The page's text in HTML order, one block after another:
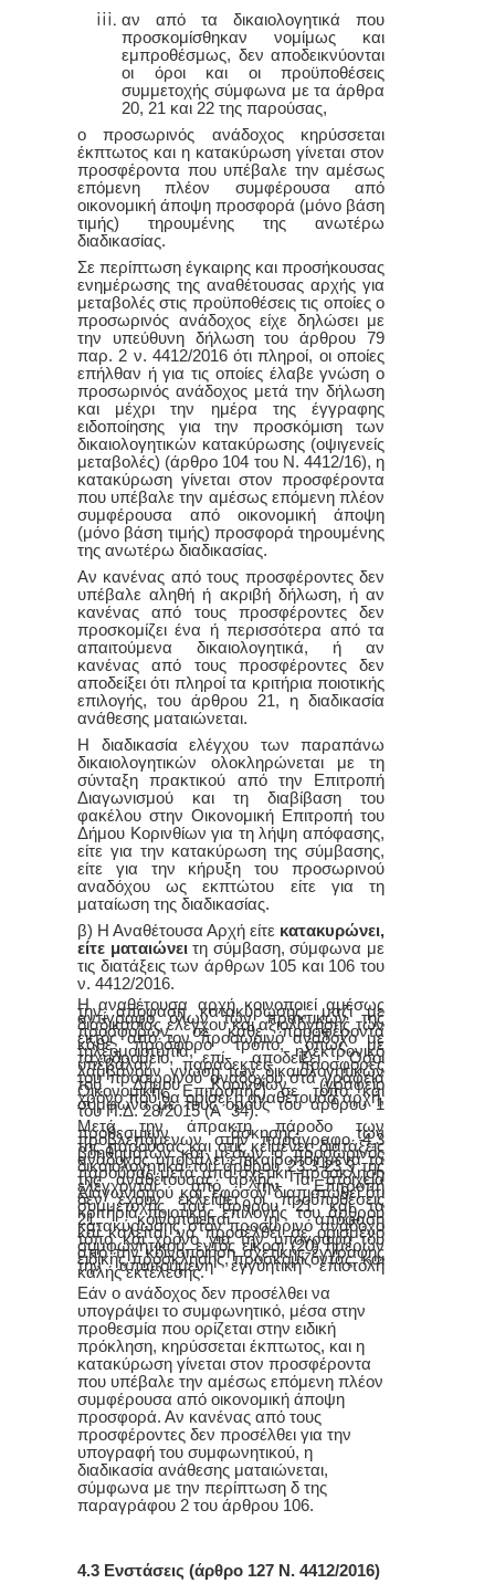
αν από τα δικαιολογητικά που
προσκομίσθηκαν νομίμως και
εμπροθέσμως, δεν αποδεικνύονται
οι όροι και οι προϋποθέσεις
συμμετοχής σύμφωνα με τα άρθρα
20, 21 και 22 της παρούσας,
ο προσωρινός ανάδοχος κηρύσσεται
έκπτωτος και η κατακύρωση γίνεται στον
προσφέροντα που υπέβαλε την αμέσως
επόμενη πλέον συμφέρουσα από
οικονομική άποψη προσφορά (μόνο βάση
τιμής) τηρουμένης της ανωτέρω
διαδικασίας.
Σε περίπτωση έγκαιρης και προσήκουσας
ενημέρωσης της αναθέτουσας αρχής για
μεταβολές στις προϋποθέσεις τις οποίες ο
προσωρινός ανάδοχος είχε δηλώσει με
την υπεύθυνη δήλωση του άρθρου 79
παρ. 2 ν. 4412/2016 ότι πληροί, οι οποίες
επήλθαν ή για τις οποίες έλαβε γνώση ο
προσωρινός ανάδοχος μετά την δήλωση
και μέχρι την ημέρα της έγγραφης
ειδοποίησης για την προσκόμιση των
δικαιολογητικών κατακύρωσης (οψιγενείς
μεταβολές) (άρθρο 104 του Ν. 4412/16), η
κατακύρωση γίνεται στον προσφέροντα
που υπέβαλε την αμέσως επόμενη πλέον
συμφέρουσα από οικονομική άποψη
(μόνο βάση τιμής) προσφορά τηρουμένης
της ανωτέρω διαδικασίας.
Αν κανένας από τους προσφέροντες δεν
υπέβαλε αληθή ή ακριβή δήλωση, ή αν
κανένας από τους προσφέροντες δεν
προσκομίζει ένα ή περισσότερα από τα
απαιτούμενα δικαιολογητικά, ή αν
κανένας από τους προσφέροντες δεν
αποδείξει ότι πληροί τα κριτήρια ποιοτικής
επιλογής, του άρθρου 21, η διαδικασία
ανάθεσης ματαιώνεται.
Η διαδικασία ελέγχου των παραπάνω
δικαιολογητικών ολοκληρώνεται με τη
σύνταξη πρακτικού από την Επιτροπή
Διαγωνισμού και τη διαβίβαση του
φακέλου στην Οικονομική Επιτροπή του
Δήμου Κορινθίων για τη λήψη απόφασης,
είτε για την κατακύρωση της σύμβασης,
είτε για την κήρυξη του προσωρινού
αναδόχου ως εκπτώτου είτε για τη
ματαίωση της διαδικασίας.
β) Η Αναθέτουσα Αρχή είτε κατακυρώνει,
είτε ματαιώνει τη σύμβαση, σύμφωνα με
τις διατάξεις των άρθρων 105 και 106 του
ν. 4412/2016.
Η αναθέτουσα αρχή κοινοποιεί αμέσως
την απόφαση κατακύρωσης, μαζί με
αντίγραφο όλων των πρακτικών της
διαδικασίας ελέγχου και αξιολόγησης των
προσφορών, σε κάθε προσφέροντα
εκτός από τον προσωρινό ανάδοχο με
κάθε πρόσφορο τρόπο, όπως με
τηλεομοιοτυπία, ηλεκτρονικό
ταχυδρομείο, επί αποδείξει Όσοι
υπέβαλαν παραδεκτές προσφορές
λαμβάνουν γνώση των δικαιολογητικών
του προσωρινού αναδόχου στα γραφεία
του Δήμου Κορινθίων (γραφείο
Οικονομικής Επιτροπής) σε τόπο και
χρόνο που θα ορίσει η αναθέτουσα αρχή,
σύμφωνα με τους όρους του άρθρου 1
του Π.Δ. 28/2015 (Α΄ 34).
Μετά την άπρακτη πάροδο των
προθεσμιών άσκησης των
προβλεπόμενων στην παράγραφο 4.3
της παρούσας και στις κείμενες διατάξεις
βοηθημάτων και μέσων ο προσωρινός
ανάδοχος υποβάλει επικαιροποιημένα τα
δικαιολογητικά του άρθρου 23.3-23.9 της
παρούσας μετά από σχετική πρόσκληση
της αναθέτουσας αρχής. Τα στοιχεία
ελέγχονται από την Επιτροπή
Διαγωνισμού και, εφόσον διαπιστωθεί ότι
δεν έχουν εκλείψει οι προϋποθέσεις
συμμετοχής του άρθρου 21 και τα
κριτήρια ποιοτικής επιλογής του άρθρου
21, κοινοποιείται η απόφαση
κατακύρωσης στον προσωρινό ανάδοχο
και καλείται να προσέλθει σε ορισμένο
τόπο και χρόνο για την υπογραφή του
συμφωνητικού, εντός είκοσι (20) ημερών
από την κοινοποίηση σχετικής έγγραφης
ειδικής πρόσκλησης, προσκομίζοντας, και
την απαιτούμενη εγγυητική επιστολή
καλής εκτέλεσης.
Εάν ο ανάδοχος δεν προσέλθει να
υπογράψει το συμφωνητικό, μέσα στην
προθεσμία που ορίζεται στην ειδική
πρόκληση, κηρύσσεται έκπτωτος, και η
κατακύρωση γίνεται στον προσφέροντα
που υπέβαλε την αμέσως επόμενη πλέον
συμφέρουσα από οικονομική άποψη
προσφορά. Αν κανένας από τους
προσφέροντες δεν προσέλθει για την
υπογραφή του συμφωνητικού, η
διαδικασία ανάθεσης ματαιώνεται,
σύμφωνα με την περίπτωση δ της
παραγράφου 2 του άρθρου 106.
4.3 Ενστάσεις (άρθρο 127 Ν. 4412/2016)